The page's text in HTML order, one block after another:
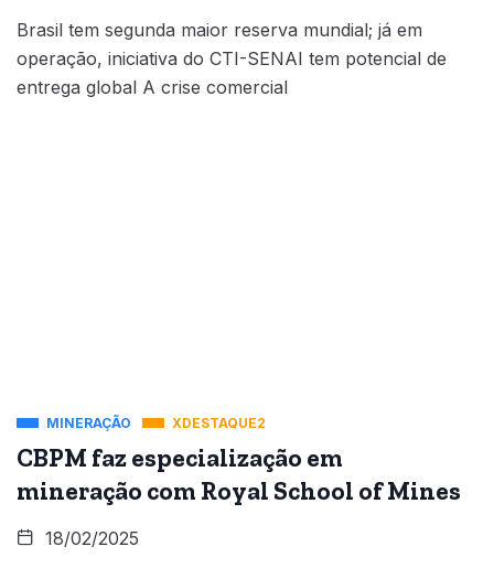
Brasil tem segunda maior reserva mundial; já em
operação, iniciativa do CTI-SENAI tem potencial de
entrega global A crise comercial
MINERAÇÃO XDESTAQUE2
CBPM faz especialização em
mineração com Royal School of Mines
18/02/2025